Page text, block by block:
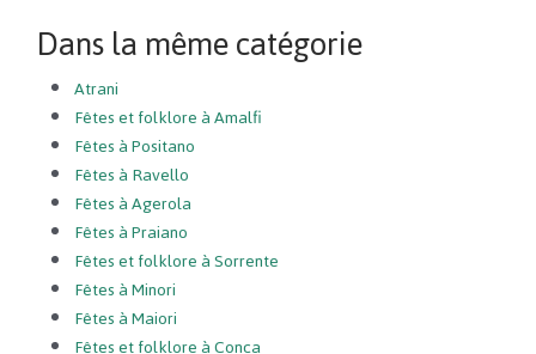
Dans la même catégorie
Atrani
Fêtes et folklore à Amalfi
Fêtes à Positano
Fêtes à Ravello
Fêtes à Agerola
Fêtes à Praiano
Fêtes et folklore à Sorrente
Fêtes à Minori
Fêtes à Maiori